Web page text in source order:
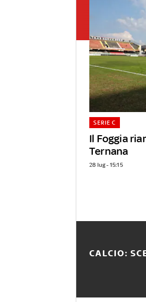
Il Foggia
Ternana
SERIE C
28 lug - 15:15
CALCIO: